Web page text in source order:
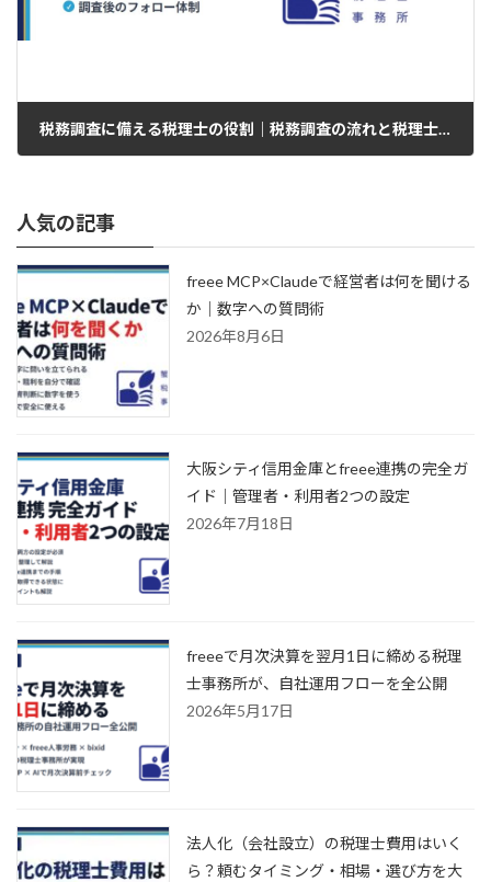
税務調査に備える税理士の役割｜税務調査の流れと税理士に頼むべき理由【大阪の事例つき】
人気の記事
freee MCP×Claudeで経営者は何を聞ける
か｜数字への質問術
2026年8月6日
大阪シティ信用金庫とfreee連携の完全ガ
イド｜管理者・利用者2つの設定
2026年7月18日
freeeで月次決算を翌月1日に締める税理
士事務所が、自社運用フローを全公開
2026年5月17日
法人化（会社設立）の税理士費用はいく
ら？頼むタイミング・相場・選び方を大